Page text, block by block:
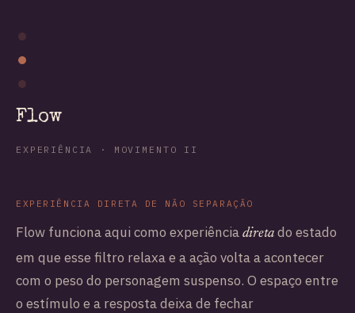
Flow
EXPERIÊNCIA · MOVIMENTO II
EXPERIÊNCIA DIRETA DE NÃO SEPARAÇÃO
Flow funciona aqui como experiência direta do estado
em que esse filtro relaxa e a ação volta a acontecer
com o peso do personagem suspenso. O espaço entre
o estímulo e a resposta deixa de fechar